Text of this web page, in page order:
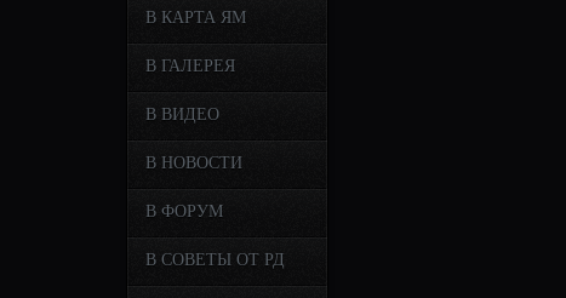
В КАРТА ЯМ
В ГАЛЕРЕЯ
В ВИДЕО
В НОВОСТИ
В ФОРУМ
В СОВЕТЫ ОТ РД